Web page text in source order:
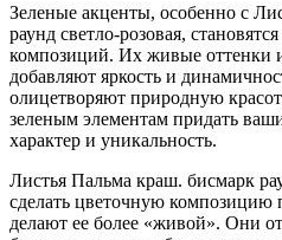
Зеленые акценты, особенно с
раунд светло-розовая,
композиций. Их живые оттенки
добавляют яркость и
олицетворяют природную
зеленым элементам придать
характер и уникальность.
Листья Пальма краш. бисмарк
сделать цветочную композицию
делают ее более «живой». Они